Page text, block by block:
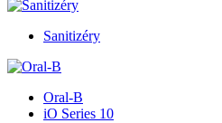
Sanitizéry
Oral-B
iO Series 10